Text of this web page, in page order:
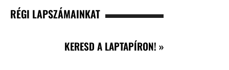
RÉGI LAPSZÁMAINKAT
KERESD A LAPTAPÍRON! »